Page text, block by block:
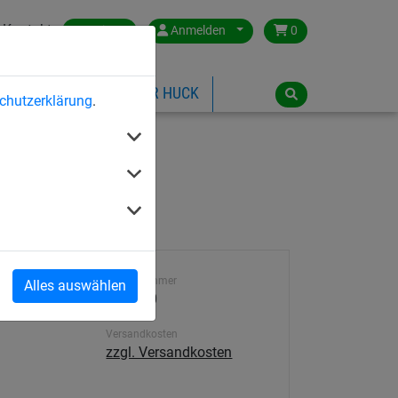
.
Alles auswählen
Kontakt Austria Anmelden 0
ÜBER HUCK
Artikelnummer
ST-5760
Versandkosten
zzgl. Versandkosten